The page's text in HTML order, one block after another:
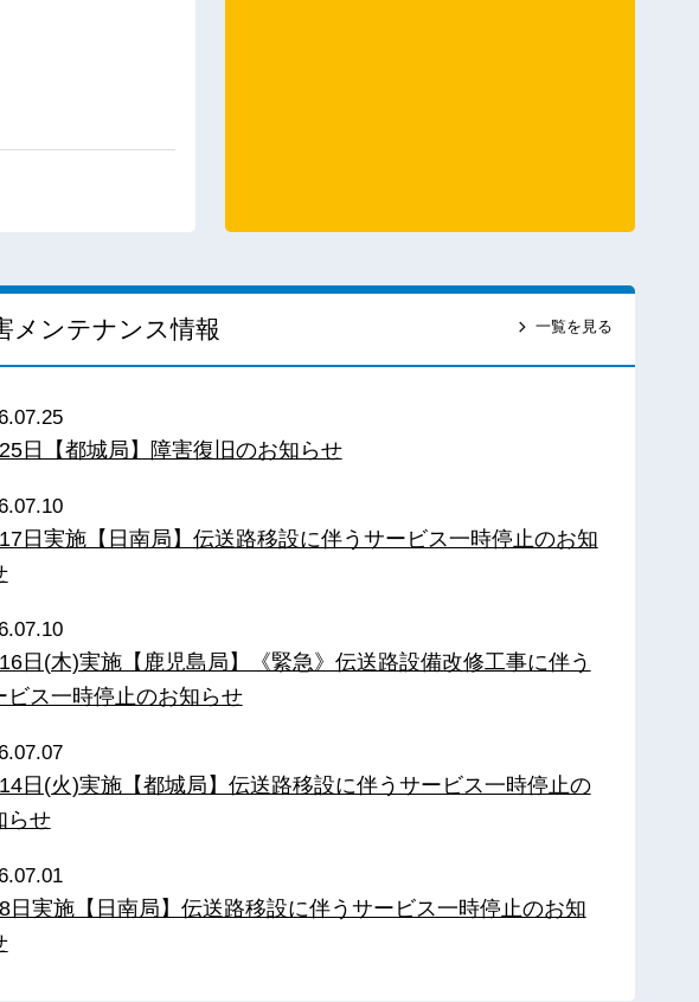
メンテナンス情報 一覧を見る
日【都城局】障害復旧のお知らせ
日実施【日南局】伝送路移設に伴うサービス一時停止のお知
日(木)実施【鹿児島局】《緊急》伝送路設備改修工事に伴う
ビス一時停止のお知らせ
日(火)実施【都城局】伝送路移設に伴うサービス一時停止の
らせ
日実施【日南局】伝送路移設に伴うサービス一時停止のお知